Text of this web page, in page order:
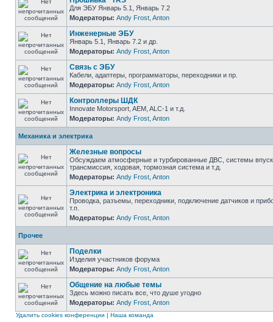
Для ЭБУ Январь 5.1, Январь 7.2
Модераторы: Andy Frost Anton
Инженерные ЭБУ
Январь 5.1, Январь 7.2 и др.
Модераторы: Andy Frost Anton
Связь с ЭБУ
Кабели, адаптеры, программаторы, переходники и пр.
Модераторы: Andy Frost Anton
Контроллеры ШДК
Innovate Motorsport, AEM, ALC-1 и т.д.
Модераторы: Andy Frost Anton
Механика и электрика
Железные вопросы
Обсуждаем атмосферные и турбированные ДВС, системы
трансмиссия, ходовая, тормозная система и т.д.
Модераторы: Andy Frost Anton
Электрика и электроника
Проводка, разъемы, переходники, подключение датчиков и
т.п.
Модераторы: Andy Frost Anton
Прочее
Поделки
Изделия участников форума
Модераторы: Andy Frost Anton
Общение на любые темы
Здесь можно писать все, что душе угодно
Модераторы: Andy Frost Anton
Удалить cookies конференции | Наша команда